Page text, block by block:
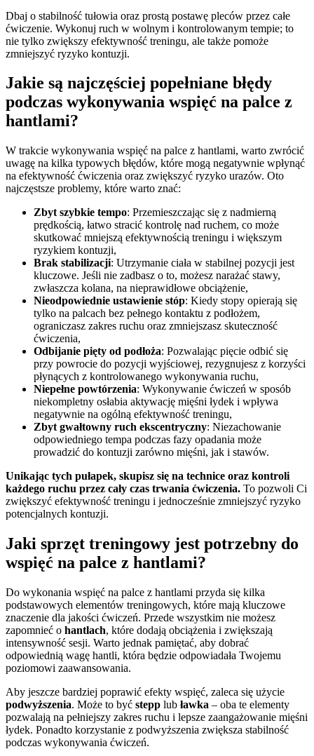
Dbaj o stabilność tułowia oraz prostą postawę pleców przez całe
ćwiczenie. Wykonuj ruch w wolnym i kontrolowanym tempie; to
nie tylko zwiększy efektywność treningu, ale także pomoże
zmniejszyć ryzyko kontuzji.
Jakie są najczęściej popełniane błędy
podczas wykonywania wspięć na palce z
hantlami?
W trakcie wykonywania wspięć na palce z hantlami, warto zwrócić
uwagę na kilka typowych błędów, które mogą negatywnie wpłynąć
na efektywność ćwiczenia oraz zwiększyć ryzyko urazów. Oto
najczęstsze problemy, które warto znać:
Zbyt szybkie tempo: Przemieszczając się z nadmierną
prędkością, łatwo stracić kontrolę nad ruchem, co może
skutkować mniejszą efektywnością treningu i większym
ryzykiem kontuzji,
Brak stabilizacji: Utrzymanie ciała w stabilnej pozycji jest
kluczowe. Jeśli nie zadbasz o to, możesz narażać stawy,
zwłaszcza kolana, na nieprawidłowe obciążenie,
Nieodpowiednie ustawienie stóp: Kiedy stopy opierają się
tylko na palcach bez pełnego kontaktu z podłożem,
ograniczasz zakres ruchu oraz zmniejszasz skuteczność
ćwiczenia,
Odbijanie pięty od podłoża: Pozwalając pięcie odbić się
przy powrocie do pozycji wyjściowej, rezygnujesz z korzyści
płynących z kontrolowanego wykonywania ruchu,
Niepełne powtórzenia: Wykonywanie ćwiczeń w sposób
niekompletny osłabia aktywację mięśni łydek i wpływa
negatywnie na ogólną efektywność treningu,
Zbyt gwałtowny ruch ekscentryczny: Niezachowanie
odpowiedniego tempa podczas fazy opadania może
prowadzić do kontuzji zarówno mięśni, jak i stawów.
Unikając tych pułapek, skupisz się na technice oraz kontroli
każdego ruchu przez cały czas trwania ćwiczenia. To pozwoli Ci
zwiększyć efektywność treningu i jednocześnie zmniejszyć ryzyko
potencjalnych kontuzji.
Jaki sprzęt treningowy jest potrzebny do
wspięć na palce z hantlami?
Do wykonania wspięć na palce z hantlami przyda się kilka
podstawowych elementów treningowych, które mają kluczowe
znaczenie dla jakości ćwiczeń. Przede wszystkim nie możesz
zapomnieć o hantlach, które dodają obciążenia i zwiększają
intensywność sesji. Warto jednak pamiętać, aby dobrać
odpowiednią wagę hantli, która będzie odpowiadała Twojemu
poziomowi zaawansowania.
Aby jeszcze bardziej poprawić efekty wspięć, zaleca się użycie
podwyższenia. Może to być stepp lub ławka – oba te elementy
pozwalają na pełniejszy zakres ruchu i lepsze zaangażowanie mięśni
łydek. Ponadto korzystanie z podwyższenia zwiększa stabilność
podczas wykonywania ćwiczeń.